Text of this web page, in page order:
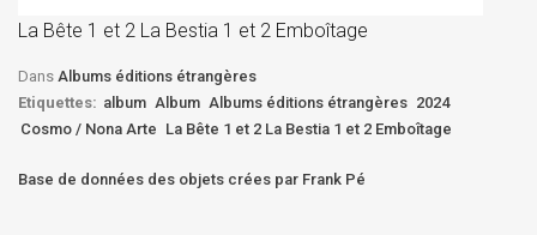
La Bête 1 et 2 La Bestia 1 et 2 Emboîtage
Dans Albums éditions étrangères
Etiquettes: album Album Albums éditions étrangères 2024
Cosmo / Nona Arte La Bête 1 et 2 La Bestia 1 et 2 Emboîtage
Base de données des objets crées par Frank Pé